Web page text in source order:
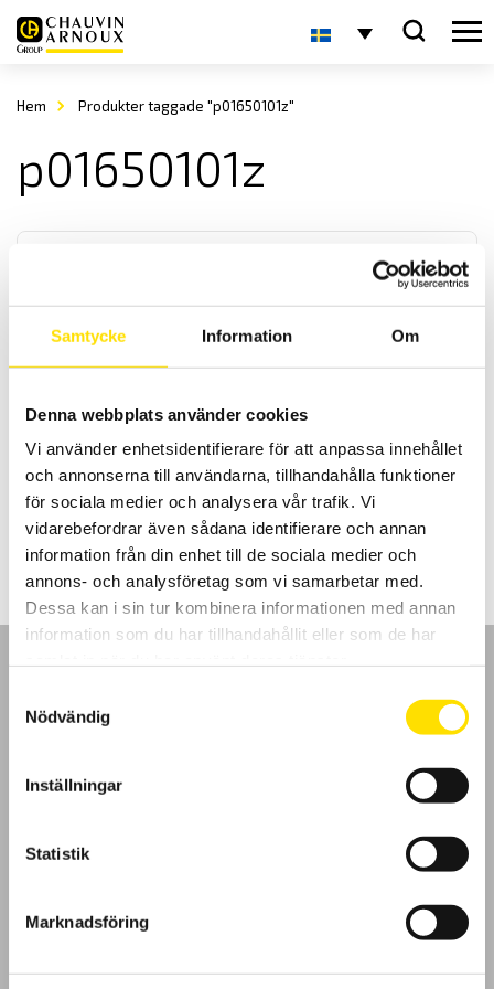
Samtycke Information Om
Denna webbplats använder cookies
Vi använder enhetsidentifierare för att anpassa innehållet
och annonserna till användarna, tillhandahålla funktioner
för sociala medier och analysera vår trafik. Vi
vidarebefordrar även sådana identifierare och annan
information från din enhet till de sociala medier och
annons- och analysföretag som vi samarbetar med.
Dessa kan i sin tur kombinera informationen med annan
information som du har tillhandahållit eller som de har
Nödvändig
Inställningar
Statistik
Marknadsföring
Hem Produkter taggade "p01650101z"
p01650101z
av temperatur. De finns med 1- eller 2- ingångar för termoelement
1,510.00 kr –2,270.00krPrisintervall:
1,510.00 kr
2,270.00 kr
LÄS MER
Kundundersökning